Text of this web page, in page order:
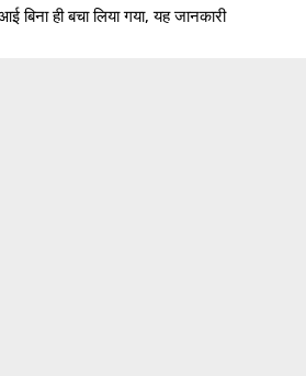
ही बचा लिया गया, यह जानकारी